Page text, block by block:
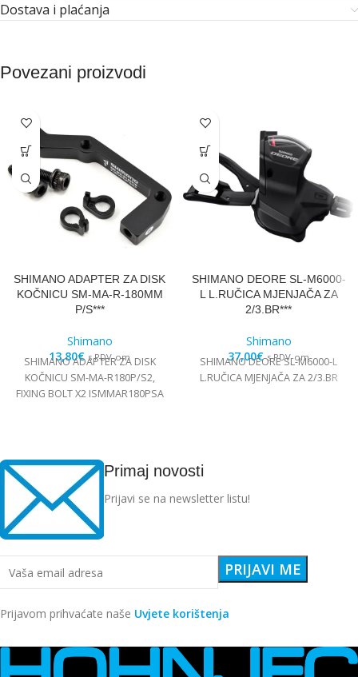
Dostava i plaćanja
Povezani proizvodi
SHIMANO ADAPTER ZA DISK
KOČNICU SM-MA-R-180MM
P/S***
Shimano
13,80€ s PDV-om
SHIMANO ADAPTER ZA DISK
KOČNICU SM-MA-R180P/S2,
FIXING BOLT X2 ISMMAR180PSA
SHIMANO DEORE SL-M6000-
L L.RUČICA MJENJAČA ZA
2/3.BR***
Shimano
37,00€ s PDV-om
SHIMANO DEORE SL-M6000-L
L.RUČICA MJENJAČA ZA 2/3.BR
Primaj novosti
Prijavi se na newsletter listu!
Prijavom prihvaćate naše Uvjete korištenja